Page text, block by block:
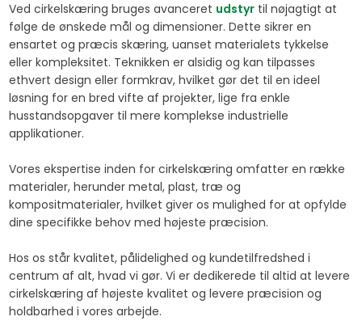
Ved cirkelskæring bruges avanceret udstyrtil nøjagtigt at
følge de ønskede mål og dimensioner. Dette sikrer en
ensartet og præcis skæring, uanset materialets tykkelse
eller kompleksitet. Teknikken er alsidig og kan tilpasses
ethvert design eller formkrav, hvilket gør det til en ideel
løsning for en bred vifte af projekter, lige fra enkle
husstandsopgaver til mere komplekse industrielle
applikationer.
Vores ekspertise inden for cirkelskæring omfatter en række
materialer, herunder metal, plast, træ og
kompositmaterialer, hvilket giver os mulighed for at opfylde
dine specifikke behov med højeste præcision.
Hos os står kvalitet, pålidelighed og kundetilfredshed i
centrum af alt, hvad vi gør. Vi er dedikerede til altid at levere
cirkelskæring af højeste kvalitet og levere præcision og
holdbarhed i vores arbejde.